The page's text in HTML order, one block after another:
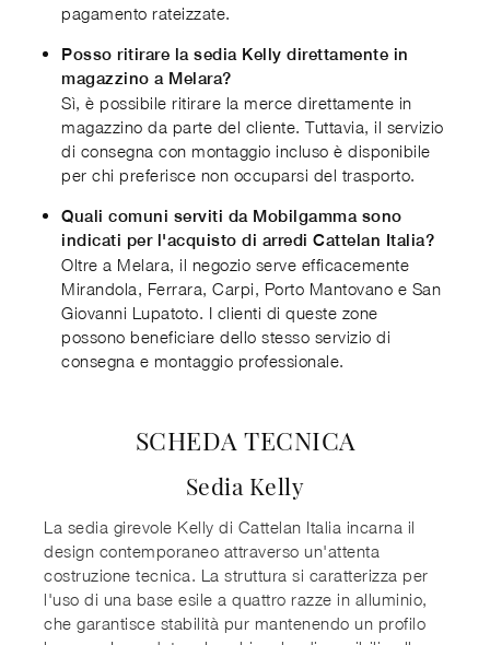
pagamento rateizzate.
Posso ritirare la sedia Kelly direttamente in
magazzino a Melara?
Sì, è possibile ritirare la merce direttamente in
magazzino da parte del cliente. Tuttavia, il servizio
di consegna con montaggio incluso è disponibile
per chi preferisce non occuparsi del trasporto.
Quali comuni serviti da Mobilgamma sono
indicati per l'acquisto di arredi Cattelan Italia?
Oltre a Melara, il negozio serve efficacemente
Mirandola, Ferrara, Carpi, Porto Mantovano e San
Giovanni Lupatoto. I clienti di queste zone
possono beneficiare dello stesso servizio di
consegna e montaggio professionale.
SCHEDA TECNICA
Sedia Kelly
La sedia girevole Kelly di Cattelan Italia incarna il
design contemporaneo attraverso un'attenta
costruzione tecnica. La struttura si caratterizza per
l'uso di una base esile a quattro razze in alluminio,
che garantisce stabilità pur mantenendo un profilo